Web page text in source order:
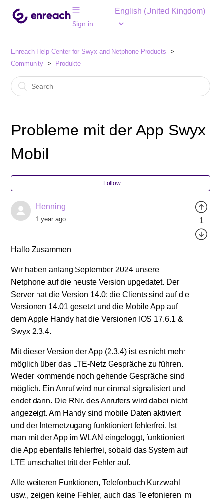
Sign in
English (United Kingdom)
Enreach Help-Center for Swyx and Netphone Products
Community
Produkte
Probleme mit der App Swyx
Mobil
Follow
Henning
1 year ago
Hallo Zusammen
Wir haben anfang September 2024 unsere
Netphone auf die neuste Version upgedatet. Der
Server hat die Version 14.0; die Clients sind auf die
Versionen 14.01 gesetzt und die Mobile App auf
dem Apple Handy hat die Versionen IOS 17.6.1 &
Swyx 2.3.4.
Mit dieser Version der App (2.3.4) ist es nicht mehr
möglich über das LTE-Netz Gespräche zu führen.
Weder kommende noch gehende Gespräche sind
möglich. Ein Anruf wird nur einmal signalisiert und
endet dann. Die RNr. des Anrufers wird dabei nicht
angezeigt. Am Handy sind mobile Daten aktiviert
und der Internetzugang funktioniert fehlerfrei. Ist
man mit der App im WLAN eingeloggt, funktioniert
die App ebenfalls fehlerfrei, sobald das System auf
LTE umschaltet tritt der Fehler auf.
Alle weiteren Funktionen, Telefonbuch Kurzwahl
usw., zeigen keine Fehler, auch das Telefonieren im
1